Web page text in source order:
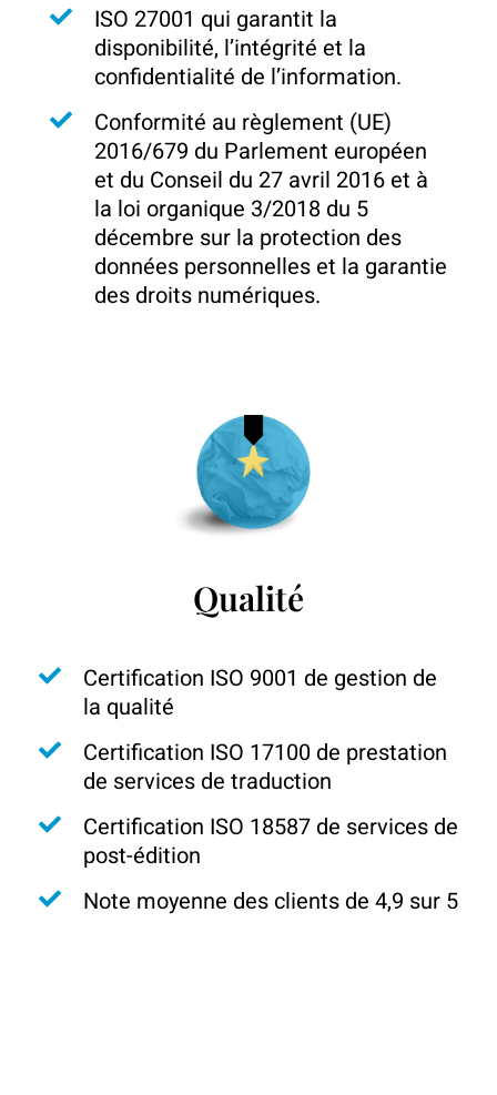
ISO 27001 qui garantit la
disponibilité, l’intégrité et la
confidentialité de l’information.
Conformité au règlement (UE)
2016/679 du Parlement européen
et du Conseil du 27 avril 2016 et à
la loi organique 3/2018 du 5
décembre sur la protection des
données personnelles et la garantie
des droits numériques.
Qualité
Certification ISO 9001 de gestion de
la qualité
Certification ISO 17100 de prestation
de services de traduction
Certification ISO 18587 de services de
post-édition
Note moyenne des clients de 4,9 sur 5